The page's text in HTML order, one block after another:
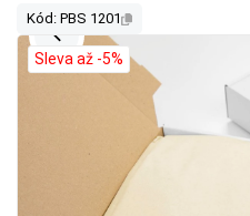
Kód: PBS 1201
Sleva až -5%